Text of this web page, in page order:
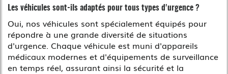
Les véhicules sont-ils adaptés pour tous types d'urgence ?
Oui, nos véhicules sont spécialement équipés pour
répondre à une grande diversité de situations
d'urgence. Chaque véhicule est muni d'appareils
médicaux modernes et d'équipements de surveillance
en temps réel, assurant ainsi la sécurité et la